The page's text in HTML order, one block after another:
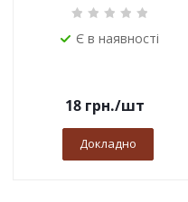
Є в наявності
18 грн./шт
Докладно